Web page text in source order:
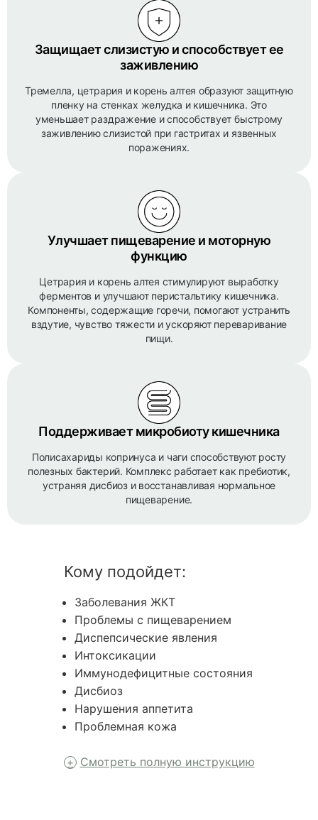
Защищает слизистую и способствует ее
заживлению
Тремелла, цетрария и корень алтея образуют защитную
пленку на стенках желудка и кишечника. Это
уменьшает раздражение и способствует быстрому
заживлению слизистой при гастритах и язвенных
поражениях.
Улучшает пищеварение и моторную
функцию
Цетрария и корень алтея стимулируют выработку
ферментов и улучшают перистальтику кишечника.
Компоненты, содержащие горечи, помогают устранить
вздутие, чувство тяжести и ускоряют переваривание
пищи.
Поддерживает микробиоту кишечника
Полисахариды копринуса и чаги способствуют росту
полезных бактерий. Комплекс работает как пребиотик,
устраняя дисбиоз и восстанавливая нормальное
пищеварение.
Кому подойдет:
Заболевания ЖКТ
Проблемы с пищеварением
Диспепсические явления
Интоксикации
Иммунодефицитные состояния
Дисбиоз
Нарушения аппетита
Проблемная кожа
Смотреть полную инструкцию